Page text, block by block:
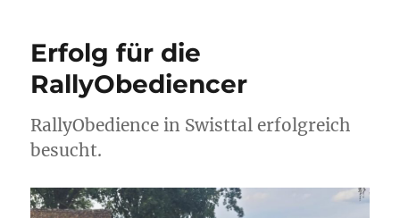
Erfolg für die
RallyObediencer
RallyObedience in Swisttal erfolgreich
besucht.